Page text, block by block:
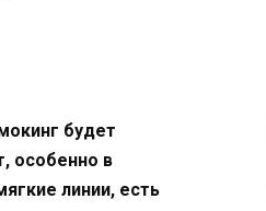
будет
особенно в
линии, есть